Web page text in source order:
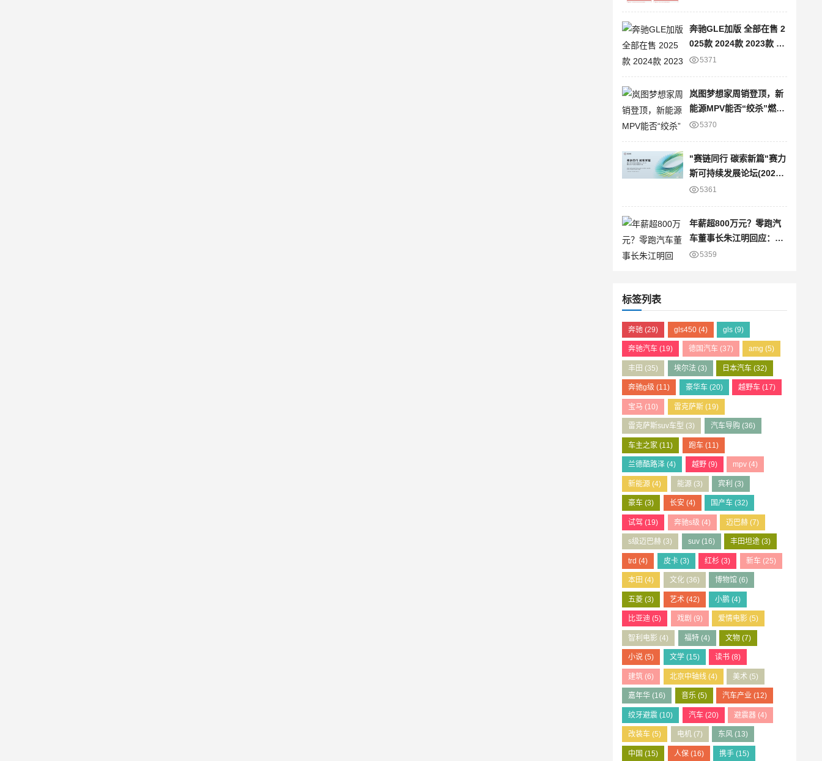
奔驰GLE加版 全部在售 2
025款 2024款 2023款 20
22款 2021款 2020款平行
惠 目前80万元起售
5371
岚图梦想家周销登顶，新
能源MPV能否“绞杀”燃油
车？5370
"赛链同行 碳索新篇"赛力
斯可持续发展论坛(2025)
暨绿色产业链战略发布会
5361
年薪超800万元？零跑汽
车董事长朱江明回应：仅
为8万元
5359
标签列表
奔驰 (29) gls450(4) gls (9)
奔驰汽车 (19) 德国汽车(37) amg (5)
丰田 (35) 埃尔法(3) 日本汽车 (32)
奔驰g级 (11) 豪华车(20) 越野车 (17)
宝马 (10) 雷克萨斯(19)
雷克萨斯suv车型 (3) 汽车导购 (36)
车主之家 (11) 跑车(11)
兰德酷路泽 (4) 越野(9) mpv (4)
新能源 (4) 能源(3) 宾利 (3)
豪车 (3) 长安(4) 国产车 (32)
试驾 (19) 奔驰s级 (4) 迈巴赫 (7)
s级迈巴赫 (3) suv(16) 丰田坦途 (3)
trd (4) 皮卡(3) 红杉 (3) 新车(25)
本田 (4) 文化(36) 博物馆 (6)
五菱 (3) 艺术(42) 小鹏 (4)
比亚迪 (5) 戏剧 (9) 爱情电影 (5)
智利电影 (4) 福特(4) 文物 (7)
小说 (5) 文学(15) 读书 (8)
建筑 (6) 北京中轴线(4) 美术 (5)
嘉年华 (16) 音乐(5) 汽车产业 (12)
绞牙避震 (10) 汽车(20) 避震器 (4)
改装车 (5) 电机(7) 东风 (13)
中国 (15) 人保(16) 携手 (15)